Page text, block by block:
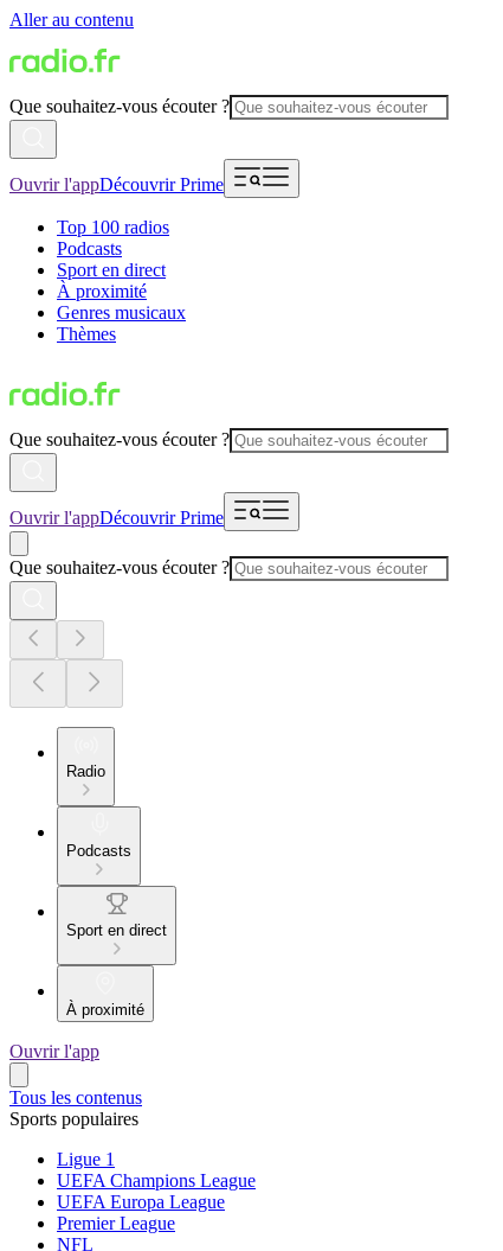
Aller au contenu
Que souhaitez-vous écouter ?
Ouvrir l'appDécouvrir Prime
Top 100 radios
Podcasts
Sport en direct
À proximité
Genres musicaux
Thèmes
Que souhaitez-vous écouter ?
Ouvrir l'appDécouvrir Prime
Que souhaitez-vous écouter ?
Radio
Podcasts
Sport en direct
À proximité
Ouvrir l'app
Tous les contenus
Sports populaires
Ligue 1
UEFA Champions League
UEFA Europa League
Premier League
NFL